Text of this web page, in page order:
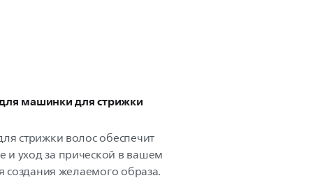
машинки для стрижки
стрижки волос обеспечит
уход за прической в вашем
создания желаемого образа.